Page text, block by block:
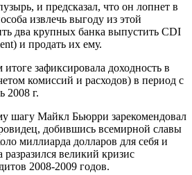
и предсказал, что он лопнет в
извлечь выгоду из этой
два крупных банка выпустить CDI
и продать их ему.
зафиксировала доходность в
комиссий и расходов) в период с
2008 г.
шагу Майкл Бьюрри зарекомендовал
добившись всемирной славы
миллиарда долларов для себя и
разразился великий кризис
2008-2009 годов.